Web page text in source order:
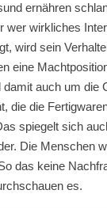
ernähren
wer wirkliches
wird sein
eine
damit auch um die
die die
spiegelt sich
Die Menschen
das keine
es.